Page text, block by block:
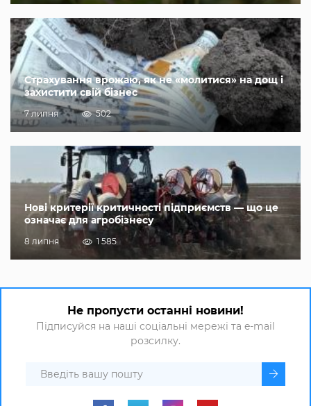
Страхування врожаю, як не «молитися» на дощ і
захистити свій бізнес
7 липня 502
Нові критерії критичності підприємств — що це
означає для агробізнесу
8 липня 1 585
Не пропусти останні новини!
Підписуйся на наші соціальні мережі та e-mail
розсилку.